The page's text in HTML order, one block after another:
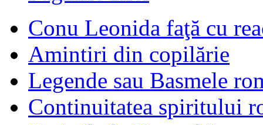
Conu Leonida faţă cu
Amintiri din copilărie
Legende sau Basmele
Continuitatea spiritului